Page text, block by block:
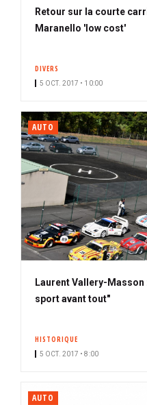
Retour sur la courte
Maranello 'low cost'
DIVERS
5 OCT. 2017 • 10:00
AUTO
Laurent Vallery-
sport avant tout"
HISTORIQUE
5 OCT. 2017 • 8:00
AUTO